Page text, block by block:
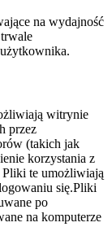
na wydajność
witrynie
przez
(takich jak
korzystania z
te umożliwiają
się.Pliki
po
na komputerze